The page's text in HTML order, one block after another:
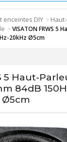
enceintes DIY >
>VISATON FRWS 5
20kHz Ø5cm
5 Haut-
84dB
Ø5cm